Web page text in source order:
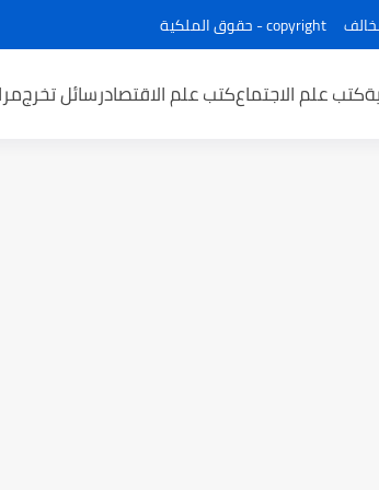
copyright - حقوق الملكية
كتب علم الاجتماعكتب علم الاقتصادرسائل تخرج